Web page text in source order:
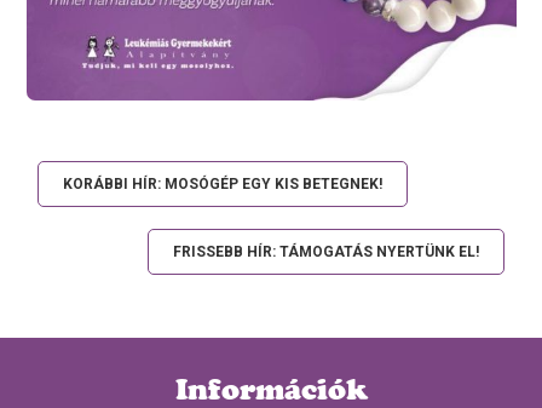
KORÁBBI HÍR: MOSÓGÉP EGY KIS BETEGNEK!
FRISSEBB HÍR: TÁMOGATÁS NYERTÜNK EL!
Információk